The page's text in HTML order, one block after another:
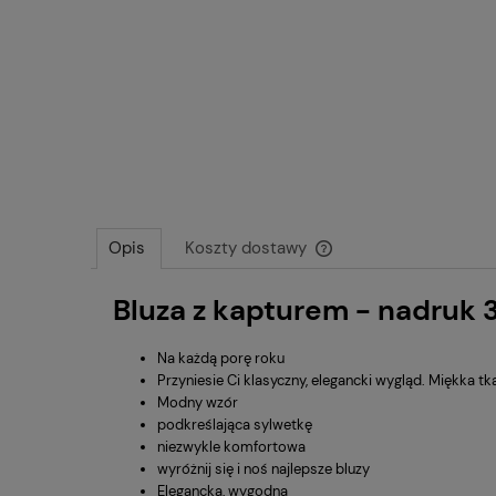
Opis Koszty dostawy
Cena nie zawiera
Bluza z kapturem - nadruk
Na każdą porę roku
Przyniesie Ci klasyczny, elegancki wygląd. Miękka
Modny wzór
podkreślająca sylwetkę
niezwykle komfortowa
wyróżnij się i noś najlepsze bluzy
Elegancka, wygodna